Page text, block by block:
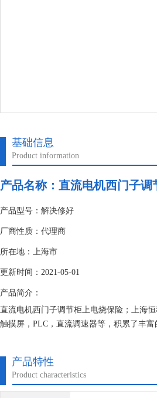
基础信息
Product information
产品名称： 直流电机西门子调
产品型号：解决修好
厂商性质：代理商
所在地：上海市
更新时间：2021-05-01
产品简介：
直流电机西门子调节柜上电烧保险；上海
触摸屏，PLC，直流调速器等，积累了丰
产品特性
Product characteristics